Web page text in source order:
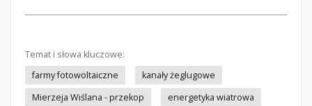
Temat i słowa kluczowe:
farmy fotowoltaiczne
kanały żeglugowe
Mierzeja Wiślana - przekop
energetyka wiatrowa